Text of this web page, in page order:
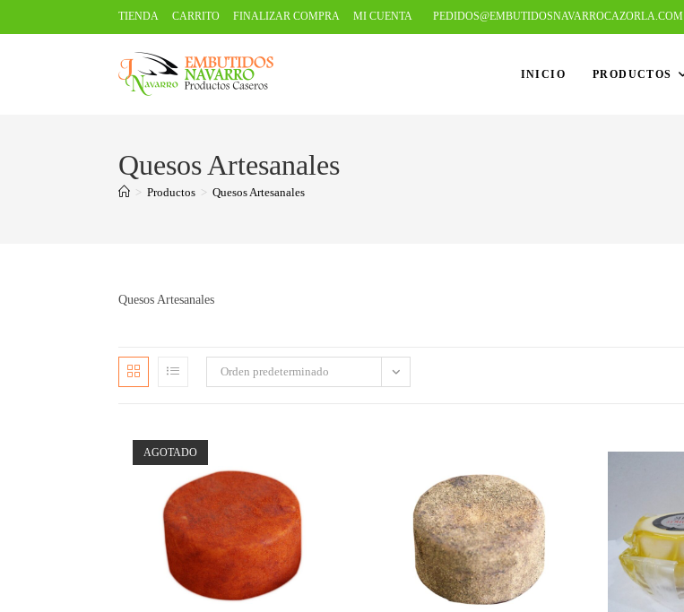
TIENDA CARRITO FINALIZAR COMPRA MI CUENTA PEDIDOS@EMBUTIDOSNAVARROCAZORLA.COM
INICIO PRODUCTOS
Quesos Artesanales
> Productos > Quesos Artesanales
Quesos Artesanales
Orden predeterminado
AGOTADO